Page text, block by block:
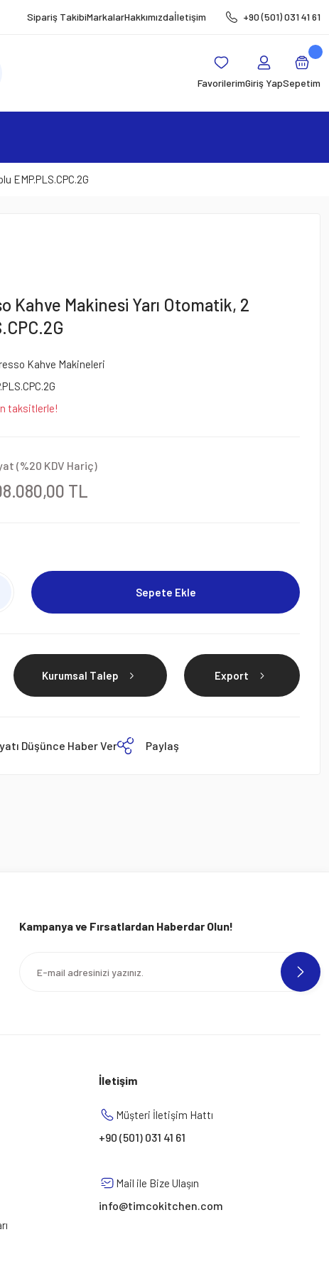
Sipariş TakibiMarkalarHakkımızdaİletişim +90 (501) 031 41 61
FavorilerimGiriş YapSepetim
EMP.PLS.CPC.2G
Kahve Makinesi Yarı Otomatik, 2
Kahve Makineleri
taksitlerle!
(%20 KDV Hariç)
TL
Sepete Ekle
Kurumsal Talep Export
Düşünce Haber Ver Paylaş
Kampanya ve Fırsatlardan Haberdar Olun!
İletişim
Müşteri İletişim Hattı
+90 (501) 031 41 61
Mail ile Bize Ulaşın
info@timcokitchen.com